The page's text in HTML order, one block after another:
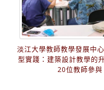
淡江大學教師教學發展中
型實踐：建築設計教學的
20位教師參與